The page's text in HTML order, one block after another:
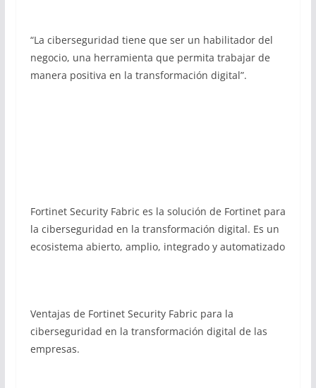
“La ciberseguridad tiene que ser un habilitador del
negocio, una herramienta que permita trabajar de
manera positiva en la transformación digital”.
Fortinet Security Fabric es la solución de Fortinet para
la ciberseguridad en la transformación digital. Es un
ecosistema abierto, amplio, integrado y automatizado
Ventajas de Fortinet Security Fabric para la
ciberseguridad en la transformación digital de las
empresas.